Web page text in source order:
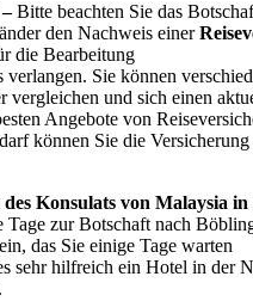
–Bitte beachten Sie das
den Nachweis einer
die Bearbeitung
verlangen. Sie können
vergleichen und sich einen
Angebote von
können Sie die
Konsulats von Malaysia
Tage zur Botschaft nach
das Sie einige Tage warten
sehr hilfreich ein Hotel in der